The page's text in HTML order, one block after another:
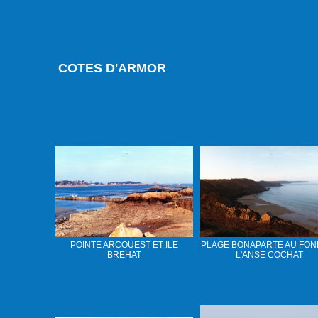
POINTE ARCOUEST ET ILE
BREHAT
PLAGE BONAPARTE AU
L'ANSE COCHAT
COTES D'ARMOR